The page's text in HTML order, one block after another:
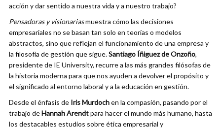
acción y dar sentido a nuestra vida y a nuestro trabajo?
Pensadoras y visionariasmuestra cómo las decisiones
empresariales no se basan tan solo en teorías o modelos
abstractos, sino que reflejan el funcionamiento de una empresa y
la filosofía de gestión que sigue.Santiago Íñiguez de Onzoño,
presidente de IE University, recurre a las más grandes filósofas de
la historia moderna para que nos ayuden a devolver el propósito y
el significado al entorno laboral y a la educación en gestión.
Desde el énfasis de Iris Murdochen la compasión, pasando por el
trabajo deHannah Arendtpara hacer el mundo más humano, hasta
los destacables estudios sobre ética empresarial y